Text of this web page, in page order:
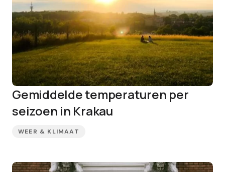
Gemiddelde temperaturen per
seizoen in Krakau
WEER & KLIMAAT